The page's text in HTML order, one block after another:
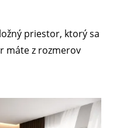
priestor, ktorý sa
máte z rozmerov